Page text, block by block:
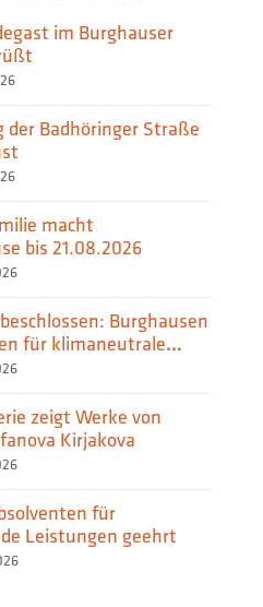
im Burghauser
der Badhöringer Straße
macht
bis 21.08.2026
Burghausen
für klimaneutrale
zeigt Werke von
Kirjakova
für
Leistungen geehrt